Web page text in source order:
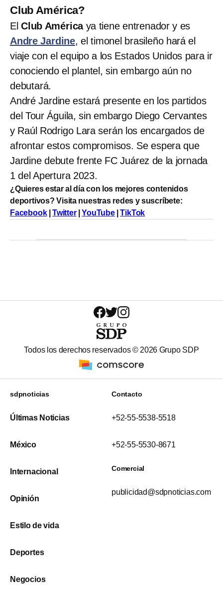
Club América?
El Club Américaya tiene entrenador y es
Andre Jardine, el timonel brasileño hará el
viaje con el equipo a los Estados Unidos para ir
conociendo el plantel, sin embargo aún no
debutará.
André Jardine estará presente en los partidos
del Tour Águila, sin embargo Diego Cervantes
y Raúl Rodrigo Lara serán los encargados de
afrontar estos compromisos. Se espera que
Jardine debute frente FC Juárez de la jornada
1 del Apertura 2023.
¿Quieres estar al día con los mejores contenidos
deportivos? Visita nuestras redes y suscríbete:
Facebook|Twitter|YouTube|TikTok
Todos los derechos reservados © 2026 Grupo SDP
sdpnoticias
Últimas Noticias
México
Internacional
Opinión
Estilo de vida
Deportes
Negocios
Contacto
+52-55-5538-5518
+52-55-5530-8671
Comercial
publicidad@sdpnoticias.com